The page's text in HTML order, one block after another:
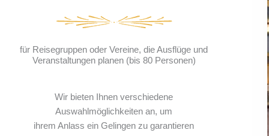
für Reisegruppen oder Vereine, die Ausflüge und
Veranstaltungen planen (bis 80 Personen)
Wir bieten Ihnen verschiedene
Auswahlmöglichkeiten an, um
ihrem Anlass ein Gelingen zu garantieren